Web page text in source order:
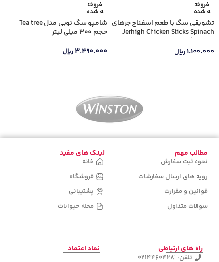
فروخت
ه شده
تشویقی سگ با طعم اسفناج جرهای
Jerhigh Chicken Sticks Spinach
۱.۱۰۰.۰۰۰ریال
فروخت
ه شده
شامپو سگ نوبی مدل Tea tree
حجم 300 میلی لیتر
۳.۴۹۰.۰۰۰ریال
مطالب مهم
نحوه ثبت سفارش
رویه های ارسال سفارشات
قوانین و مقرارت
سوالات متداول
لینک های مفید
خانه
فروشگاه
پشتیبانی
مجله حیوانات
راه های ارتباطی
تلفن: 02144604281
نماد اعتماد